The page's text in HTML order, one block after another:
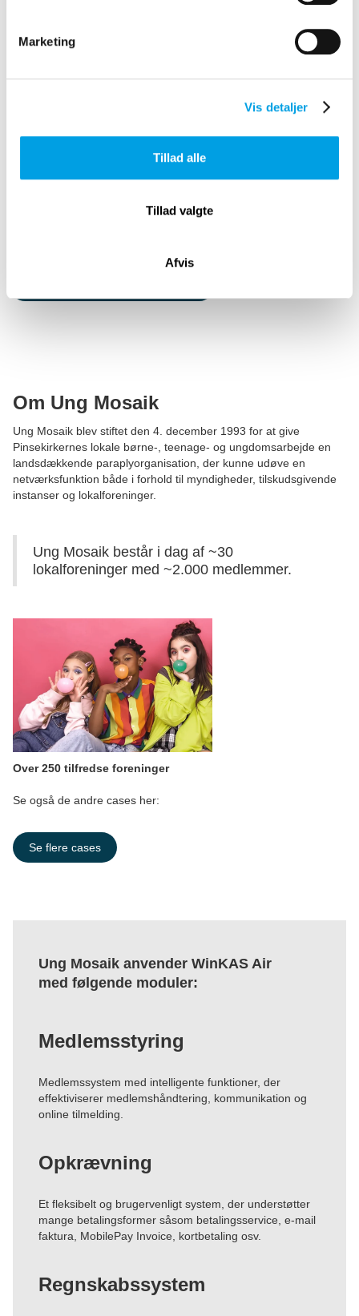
Marketing
Vis detaljer
Tillad alle
Tillad valgte
Afvis
Om Ung Mosaik
Ung Mosaik blev stiftet den 4. december 1993 for at give
Pinsekirkernes lokale børne-, teenage- og ungdomsarbejde en
landsdækkende paraplyorganisation, der kunne udøve en
netværksfunktion både i forhold til myndigheder, tilskudsgivende
instanser og lokalforeninger.
Ung Mosaik består i dag af ~30
lokalforeninger med ~2.000 medlemmer.
Over 250 tilfredse foreninger
Se også de andre cases her:
Se flere cases
Ung Mosaik anvender WinKAS Air
med følgende moduler:
Medlemsstyring
Medlemssystem med intelligente funktioner, der
effektiviserer medlemshåndtering, kommunikation og
online tilmelding.
Opkrævning
Et fleksibelt og brugervenligt system, der understøtter
mange betalingsformer såsom betalingsservice, e-mail
faktura, MobilePay Invoice, kortbetaling osv.
Regnskabssystem